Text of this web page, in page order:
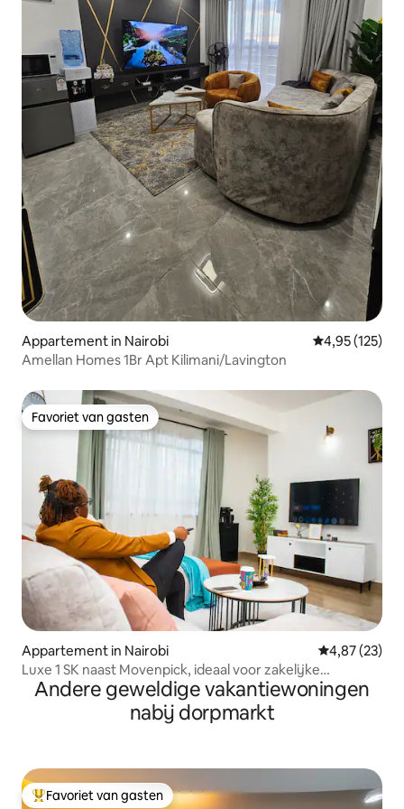
Appartement in Nairobi Gemiddelde
4,95 (125)
Amellan Homes 1Br Apt Kilimani/Lavington
Favoriet van gasten
Favoriet van gasten
Appartement in Nairobi Gemiddelde
4,87 (23)
Luxe 1 SK naast Movenpick, ideaal voor zakelijke
verblijven
Andere geweldige vakantiewoningen
nabij dorpmarkt
Topfavoriet van gasten
Favoriet van gasten